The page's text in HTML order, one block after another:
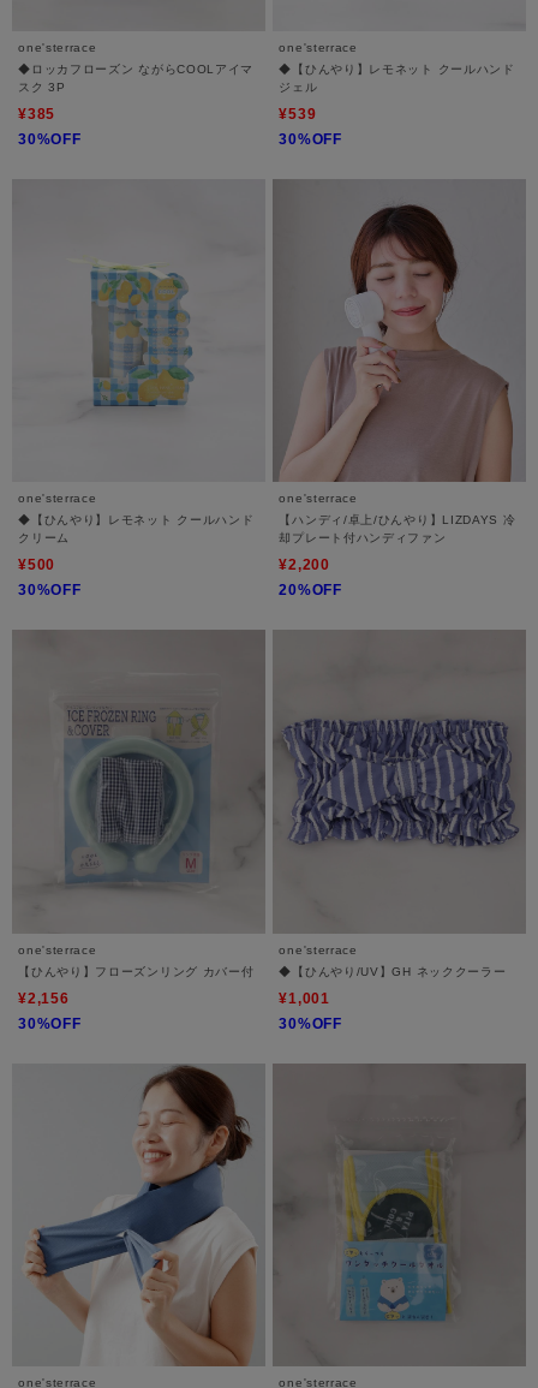
one'sterrace
◆ロッカフローズン ながらCOOLアイマ
スク 3P
¥385
30%OFF
one'sterrace
◆【ひんやり】レモネット クールハンド
ジェル
¥539
30%OFF
one'sterrace
◆【ひんやり】レモネット クールハンド
クリーム
¥500
30%OFF
one'sterrace
【ハンディ/卓上/ひんやり】LIZDAYS 冷
却プレート付ハンディファン
¥2,200
20%OFF
one'sterrace
【ひんやり】フローズンリング カバー付
¥2,156
30%OFF
one'sterrace
◆【ひんやり/UV】GH ネッククーラー
¥1,001
30%OFF
one'sterrace one'sterrace